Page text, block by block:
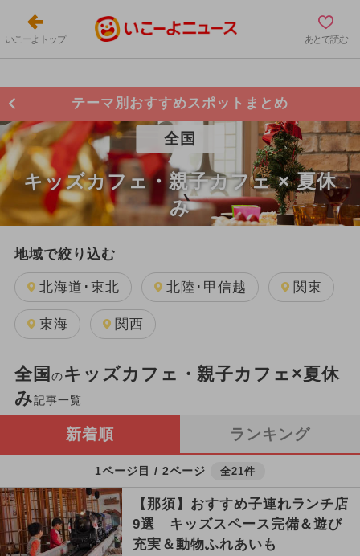
いこーよトップ あとで読む
テーマ別おすすめスポットまとめ
全国
キッズカフェ・親子カフェ × 夏休
み
地域で絞り込む
北海道･東北 北陸･甲信越 関東
東海 関西
全国 のキッズカフェ・親子カフェ×夏休
み記事一覧
新着順 ランキング
1ページ目 / 2ページ 全21件
【那須】おすすめ子連れランチ店
9選 キッズスペース完備＆遊び
充実＆動物ふれあいも